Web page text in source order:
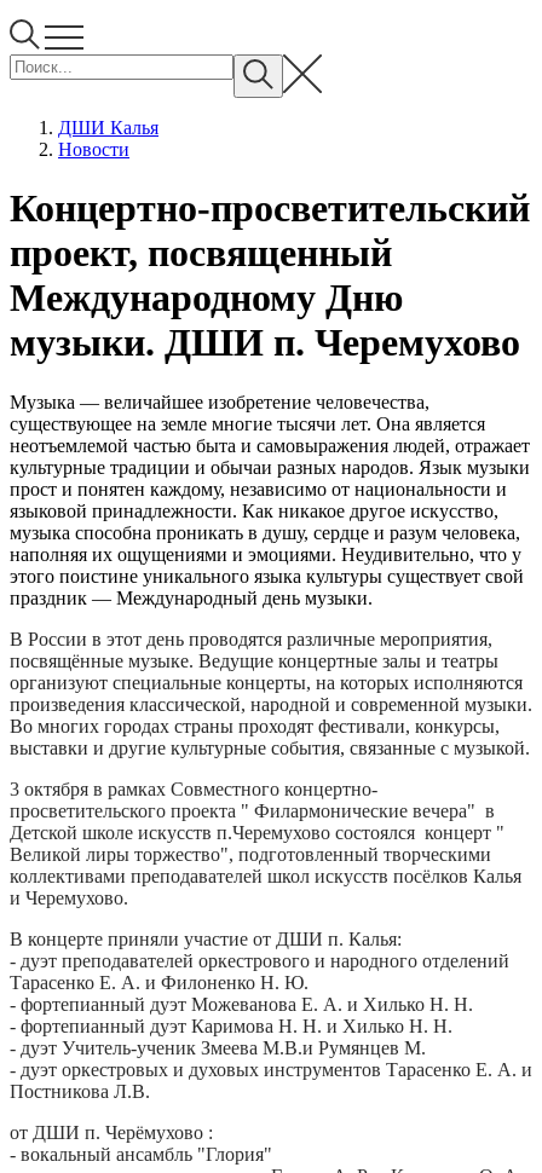
ДШИ Калья
Новости
Концертно-просветительский
проект, посвященный
Международному Дню
музыки. ДШИ п. Черемухово
Музыка — величайшее изобретение человечества,
существующее на земле многие тысячи лет. Она является
неотъемлемой частью быта и самовыражения людей, отражает
культурные традиции и обычаи разных народов. Язык музыки
прост и понятен каждому, независимо от национальности и
языковой принадлежности. Как никакое другое искусство,
музыка способна проникать в душу, сердце и разум человека,
наполняя их ощущениями и эмоциями. Неудивительно, что у
этого поистине уникального языка культуры существует свой
праздник — Международный день музыки.
В России в этот день проводятся различные мероприятия,
посвящённые музыке. Ведущие концертные залы и театры
организуют специальные концерты, на которых исполняются
произведения классической, народной и современной музыки.
Во многих городах страны проходят фестивали, конкурсы,
выставки и другие культурные события, связанные с музыкой.
3 октября в рамках Совместного концертно-
просветительского проекта " Филармонические вечера" в
Детской школе искусств п.Черемухово состоялся концерт "
Великой лиры торжество", подготовленный творческими
коллективами преподавателей школ искусств посëлков Калья
и Черемухово.
В концерте приняли участие от ДШИ п. Калья:
- дуэт преподавателей оркестрового и народного отделений
Тарасенко Е. А. и Филоненко Н. Ю.
- фортепианный дуэт Можеванова Е. А. и Хилько Н. Н.
- фортепианный дуэт Каримова Н. Н. и Хилько Н. Н.
- дуэт Учитель-ученик Змеева М.В.и Румянцев М.
- дуэт оркестровых и духовых инструментов Тарасенко Е. А. и
Постникова Л.В.
от ДШИ п. Черëмухово :
- вокальный ансамбль "Глория"